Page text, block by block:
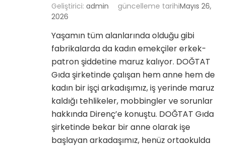
Geliştirici: admin güncelleme tarihiMayıs 26,
2026
Yaşamın tüm alanlarında olduğu gibi
fabrikalarda da kadın emekçiler erkek-
patron şiddetine maruz kalıyor. DOĞTAT
Gıda şirketinde çalışan hem anne hem de
kadın bir işçi arkadışımız, iş yerinde maruz
kaldığı tehlikeler, mobbingler ve sorunlar
hakkında Direnç’e konuştu. DOĞTAT Gıda
şirketinde bekar bir anne olarak işe
başlayan arkadaşımız, henüz ortaokulda